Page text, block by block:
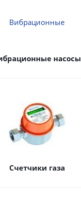
насосы
Счетчики газа